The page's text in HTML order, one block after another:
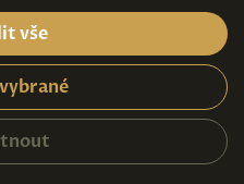
Prague s.r.o.
|Návštěvní řád
vše